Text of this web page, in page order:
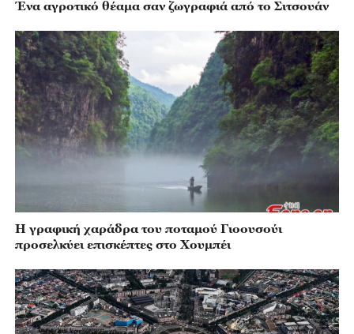
Ένα αγροτικό θέαμα σαν ζωγραφιά από το Σιτσουάν
Η γραφική χαράδρα του ποταμού Γιοουσούι
προσελκύει επισκέπτες στο Χουμπέι